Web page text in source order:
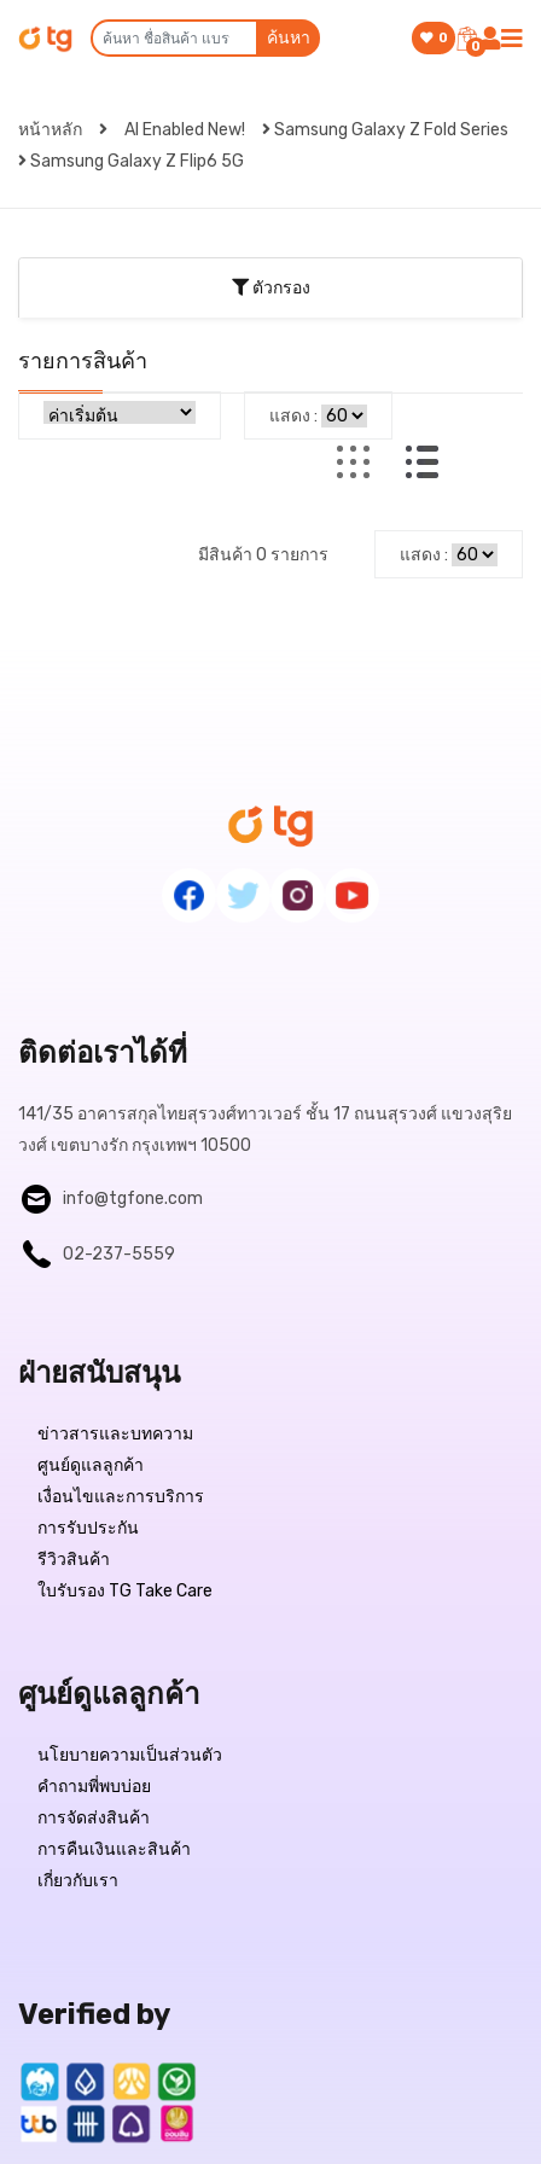
ค้นหา 0
0
หน้าหลัก AI Enabled New!
Samsung Galaxy Z Fold Series
Samsung Galaxy Z Flip6 5G
ตัวกรอง
รายการสินค้า
แสดง :
มีสินค้า 0 รายการ แสดง :
ติดต่อเราได้ที่
141/35 อาคารสกุลไทยสุรวงศ์ทาวเวอร์ ชั้น 17 ถนนสุรวงศ์ แขวงสุริย
วงศ์ เขตบางรัก กรุงเทพฯ 10500
info@tgfone.com
02-237-5559
ฝ่ายสนับสนุน
ข่าวสารและบทความ
ศูนย์ดูแลลูกค้า
เงื่อนไขและการบริการ
การรับประกัน
รีวิวสินค้า
ใบรับรอง TG Take Care
ศูนย์ดูแลลูกค้า
นโยบายความเป็นส่วนตัว
คำถามพี่พบบ่อย
การจัดส่งสินค้า
การคืนเงินและสินค้า
เกี่ยวกับเรา
Verified by